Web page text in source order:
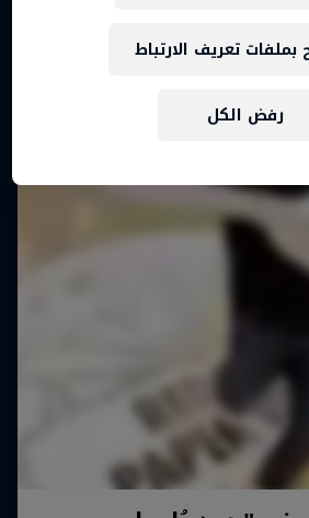
رفض الكل
بملفات تعريف الارتباط